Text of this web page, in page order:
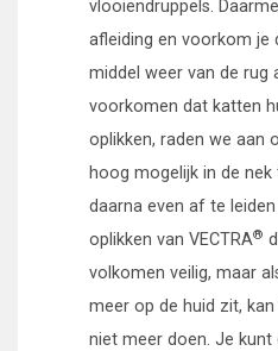
vlooiendruppels.
afleiding en voorkom je
middel weer van de rug
voorkomen dat katten
oplikken, raden we aan
hoog mogelijk in de
daarna even af te
oplikken van VECTRA®
volkomen veilig, maar
meer op de huid zit,
niet meer doen. Je kunt